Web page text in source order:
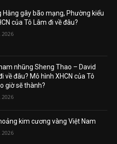
Hằng gây bão mạng, Phường kiểu
của Tô Lâm đi về đâu?
2026
nhũng Sheng Thao – David
về đâu? Mô hình XHCN của Tô
giờ sẽ thành?
2026
kim cương vàng Việt Nam
2026